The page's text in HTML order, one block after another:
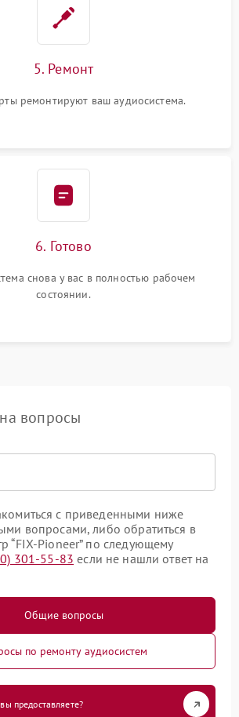
5. Ремонт
ремонтируют ваш аудиосистема.
6. Готово
снова у вас в полностью рабочем
состоянии.
вопросы
с приведенными ниже
вопросами, либо обратиться в
“FIX-Pioneer” по следующему
301-55-83 если не нашли ответ на
Общие вопросы
по ремонту аудиосистем
предоставляете?